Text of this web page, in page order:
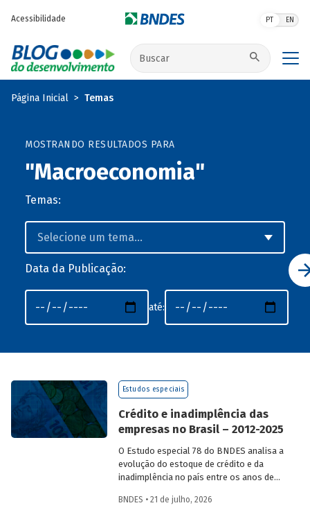
Acessibilidade PT EN
Buscar no site
Página Inicial Temas
MOSTRANDO RESULTADOS PARA
"Macroeconomia"
Temas:
Data da Publicação:
até:
Estudos especiais
Crédito e inadimplência das
empresas no Brasil – 2012-2025
O Estudo especial 78 do BNDES analisa a
evolução do estoque de crédito e da
inadimplência no país entre os anos de
analíticos complementares: o porte da
BNDES • 21 de julho, 2026